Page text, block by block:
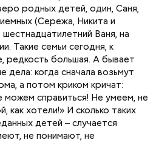
родных детей, один, Саня,
(Сережа, Никита и
Ваня, на
Такие семьи сегодня, к
редкость большая. А бывает
дела: когда сначала возьмут
а потом криком кричат:
справиться! Не умеем, не
как хотели!» И сколько таких
детей – случается
не понимают, не